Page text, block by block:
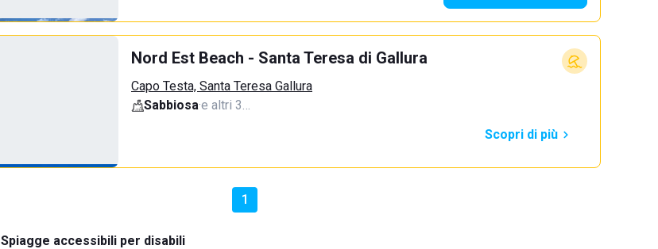
Nord Est Beach - Santa Teresa di Gallura
Capo Testa, Santa Teresa Gallura
Sabbiosa·e altri 3…
Scopri di più
1
Spiagge accessibili per disabili